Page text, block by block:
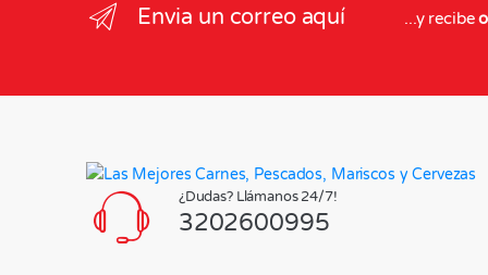
Envia un correo aquí ...y recibe
¿Dudas? Llámanos 24/7!
3202600995